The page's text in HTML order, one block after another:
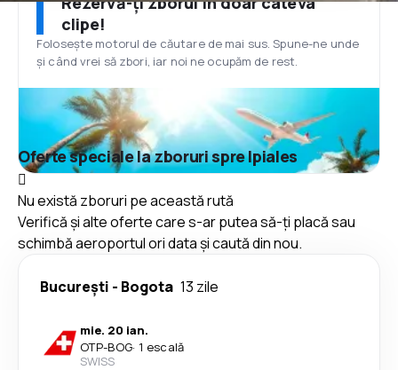
clipe!
Folosește motorul de căutare de mai sus. Spune-ne unde
și când vrei să zbori, iar noi ne ocupăm de rest.
Oferte speciale la zboruri spre Ipiales
Nu există zboruri pe această rută
Verifică și alte oferte care s-ar putea să-ți placă sau
schimbă aeroportul ori data și caută din nou.
București - Bogota 13 zile
mie. 20 ian.
OTP-BOG· 1 escală
SWISS